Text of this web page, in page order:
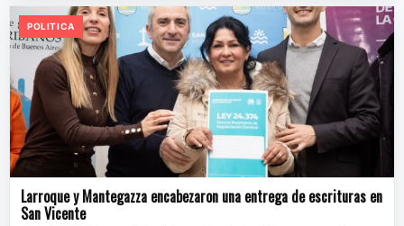
POLITICA
Larroque y Mantegazza encabezaron una entrega de escrituras en
San Vicente